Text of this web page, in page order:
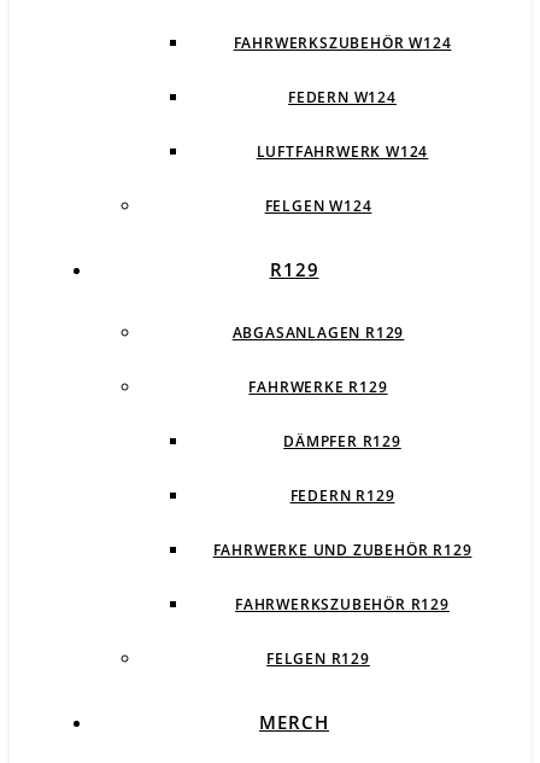
FAHRWERKSZUBEHÖR W124
FEDERN W124
LUFTFAHRWERK W124
FELGEN W124
R129
ABGASANLAGEN R129
FAHRWERKE R129
DÄMPFER R129
FEDERN R129
FAHRWERKE UND ZUBEHÖR R129
FAHRWERKSZUBEHÖR R129
FELGEN R129
MERCH